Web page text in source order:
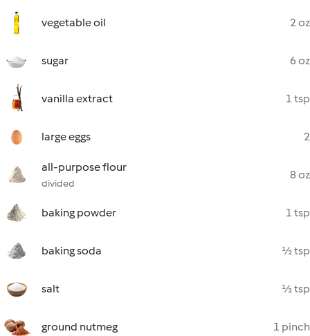
vegetable oil 2 oz
sugar 6 oz
vanilla extract 1 tsp
large eggs 2
all-purpose flour
divided
8 oz
baking powder 1 tsp
baking soda ½ tsp
salt ½ tsp
ground nutmeg 1 pinch